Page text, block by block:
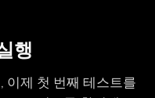
행
이제 첫 번째 테스트를